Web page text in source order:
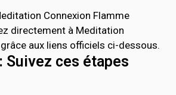
Connexion Flamme
directement à Meditation
aux liens officiels ci-dessous.
Suivez ces étapes